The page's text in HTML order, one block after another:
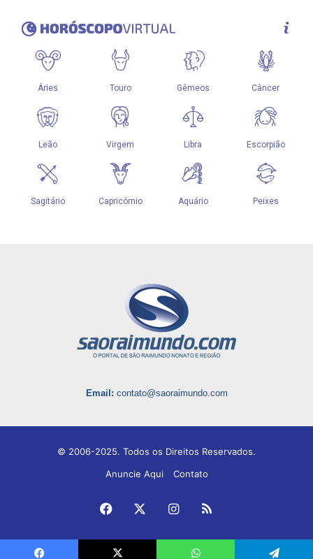
Email: contato@saoraimundo.com
© 2006-2025. Todos os Direitos Reservados.
Anuncie Aqui
Contato
Facebook Instagram
RSS